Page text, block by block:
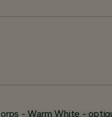
- Warm White -